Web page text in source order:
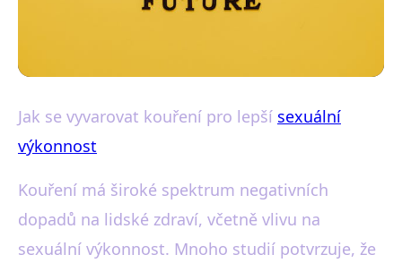
Vliv alkoholu a kouření na mužskou potenci
Zbavte se kouření a zlepšete
svůj sexuální život: Efektivní
tipy
19. 7. 2025· 3 min čtení · Autor: Jakub Malý
Jak se vyvarovat kouření pro lepší sexuální
výkonnost
Kouření má široké spektrum negativních
dopadů na lidské zdraví, včetně vlivu na
sexuální výkonnost. Mnoho studií potvrzuje, že